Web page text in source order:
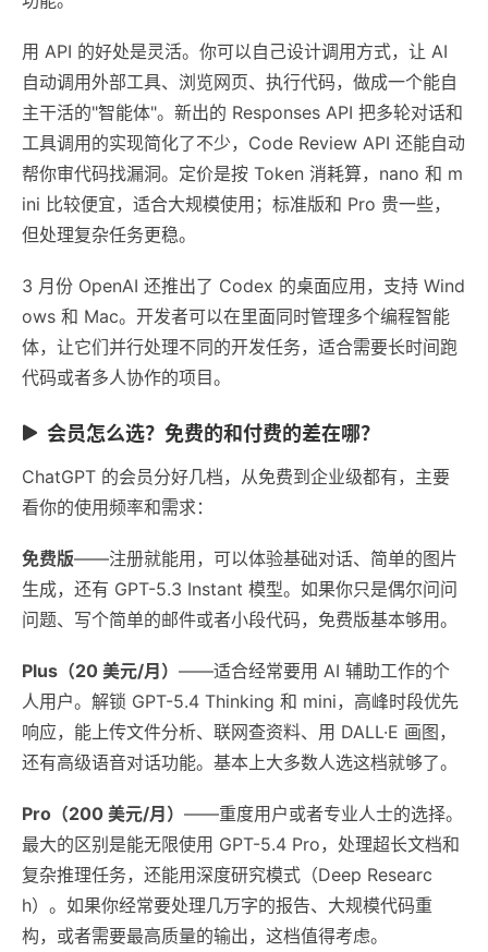
用 API 的好处是灵活。你可以自己设计调用方式，让 AI
自动调用外部工具、浏览网页、执行代码，做成一个能自
主干活的"智能体"。新出的 Responses API 把多轮对话和
工具调用的实现简化了不少，Code Review API 还能自动
帮你审代码找漏洞。定价是按 Token 消耗算，nano 和 m
ini 比较便宜，适合大规模使用；标准版和 Pro 贵一些，
但处理复杂任务更稳。
3 月份 OpenAI 还推出了 Codex 的桌面应用，支持 Wind
ows 和 Mac。开发者可以在里面同时管理多个编程智能
体，让它们并行处理不同的开发任务，适合需要长时间跑
代码或者多人协作的项目。
会员怎么选？免费的和付费的差在哪？
ChatGPT 的会员分好几档，从免费到企业级都有，主要
看你的使用频率和需求：
免费版——注册就能用，可以体验基础对话、简单的图片
生成，还有 GPT-5.3 Instant 模型。如果你只是偶尔问问
问题、写个简单的邮件或者小段代码，免费版基本够用。
Plus（20 美元/月） ——适合经常要用 AI 辅助工作的个
人用户。解锁 GPT-5.4 Thinking 和 mini，高峰时段优先
响应，能上传文件分析、联网查资料、用 DALL·E 画图，
还有高级语音对话功能。基本上大多数人选这档就够了。
Pro（200 美元/月） ——重度用户或者专业人士的选择。
最大的区别是能无限使用 GPT-5.4 Pro，处理超长文档和
复杂推理任务，还能用深度研究模式（Deep Researc
h）。如果你经常要处理几万字的报告、大规模代码重
构，或者需要最高质量的输出，这档值得考虑。